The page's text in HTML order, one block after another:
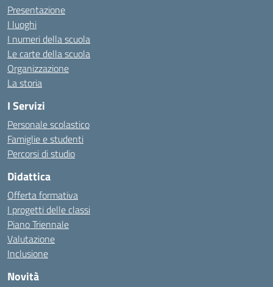
Presentazione
I luoghi
I numeri della scuola
Le carte della scuola
Organizzazione
La storia
I Servizi
Personale scolastico
Famiglie e studenti
Percorsi di studio
Didattica
Offerta formativa
I progetti delle classi
Piano Triennale
Valutazione
Inclusione
Novità